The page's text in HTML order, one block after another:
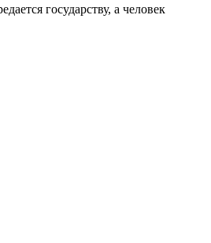
государству, а человек